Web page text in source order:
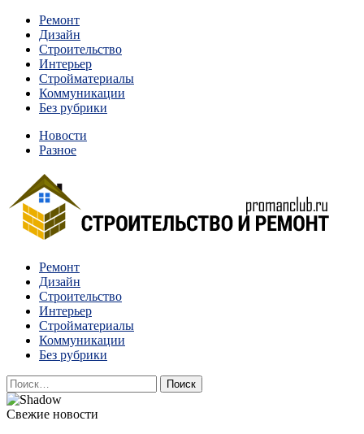
Перейти
содержимому
Ремонт
Дизайн
Строительство
Интерьер
Стройматериалы
Коммуникации
Без рубрики
Новости
Разное
Строительство и ремонт
Квартиры и дома, в которых живут разные люди, очень
отличаются между собой.
Ремонт
Дизайн
Строительство
Интерьер
Стройматериалы
Коммуникации
Без рубрики
Найти:
Свежие новости